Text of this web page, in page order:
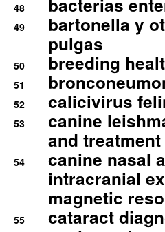
48 bacterias
49
bartonella y
pulgas
50 breeding
51
52 calicivirus
53
canine
and treatment
54
canine nasal
intracranial
magnetic
55 cataract